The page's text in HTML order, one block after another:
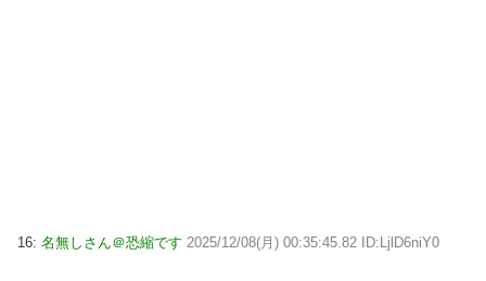
16: 名無しさん＠恐縮です 2025/12/08(月) 00:35:45.82 ID:LjlD6niY0